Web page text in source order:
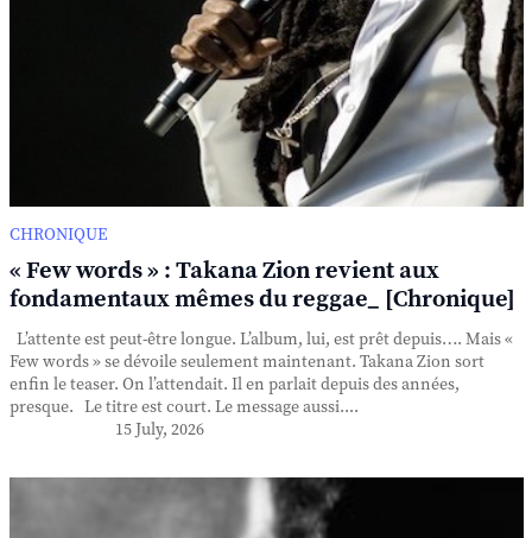
CHRONIQUE
« Few words » : Takana Zion revient aux
fondamentaux mêmes du reggae_ [Chronique]
L’attente est peut-être longue. L’album, lui, est prêt depuis…. Mais «
Few words » se dévoile seulement maintenant. Takana Zion sort
enfin le teaser. On l’attendait. Il en parlait depuis des années,
presque. Le titre est court. Le message aussi....
15 July, 2026